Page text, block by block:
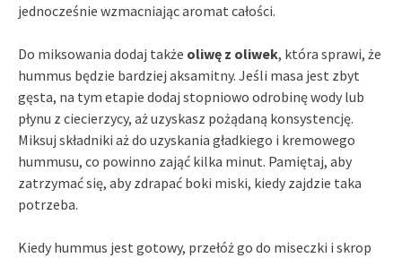
jednocześnie wzmacniając aromat całości.
Do miksowania dodaj także oliwę z oliwek, która sprawi, że
hummus będzie bardziej aksamitny. Jeśli masa jest zbyt
gęsta, na tym etapie dodaj stopniowo odrobinę wody lub
płynu z ciecierzycy, aż uzyskasz pożądaną konsystencję.
Miksuj składniki aż do uzyskania gładkiego i kremowego
hummusu, co powinno zająć kilka minut. Pamiętaj, aby
zatrzymać się, aby zdrapać boki miski, kiedy zajdzie taka
potrzeba.
Kiedy hummus jest gotowy, przełóż go do miseczki i skrop